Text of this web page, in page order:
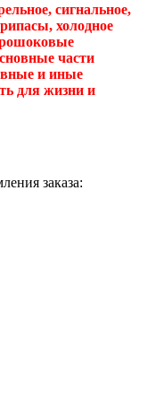
сигнальное,
холодное
части
и иные
для жизни и
заказа: